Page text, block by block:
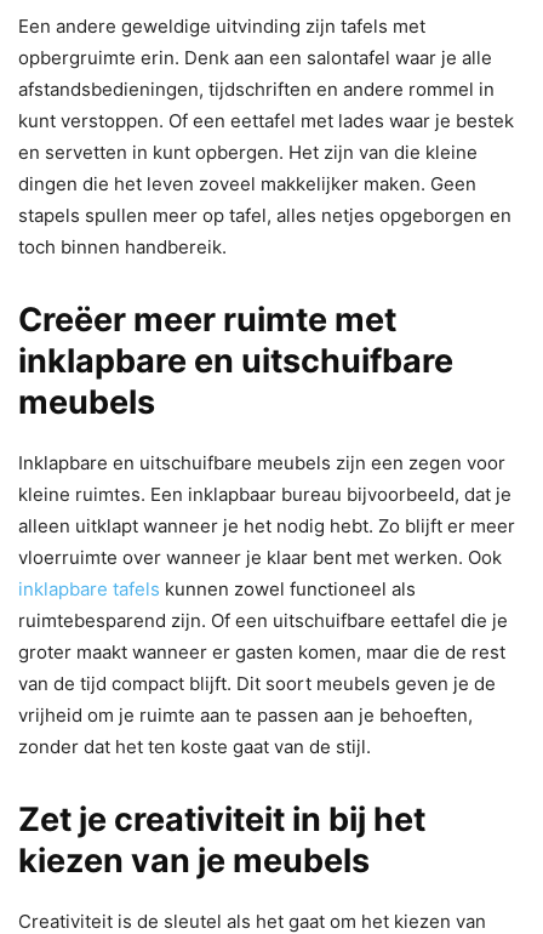
Een andere geweldige uitvinding zijn tafels met
opbergruimte erin. Denk aan een salontafel waar je alle
afstandsbedieningen, tijdschriften en andere rommel in
kunt verstoppen. Of een eettafel met lades waar je bestek
en servetten in kunt opbergen. Het zijn van die kleine
dingen die het leven zoveel makkelijker maken. Geen
stapels spullen meer op tafel, alles netjes opgeborgen en
toch binnen handbereik.
Creëer meer ruimte met
inklapbare en uitschuifbare
meubels
Inklapbare en uitschuifbare meubels zijn een zegen voor
kleine ruimtes. Een inklapbaar bureau bijvoorbeeld, dat je
alleen uitklapt wanneer je het nodig hebt. Zo blijft er meer
vloerruimte over wanneer je klaar bent met werken. Ook
inklapbare tafels kunnen zowel functioneel als
ruimtebesparend zijn. Of een uitschuifbare eettafel die je
groter maakt wanneer er gasten komen, maar die de rest
van de tijd compact blijft. Dit soort meubels geven je de
vrijheid om je ruimte aan te passen aan je behoeften,
zonder dat het ten koste gaat van de stijl.
Zet je creativiteit in bij het
kiezen van je meubels
Creativiteit is de sleutel als het gaat om het kiezen van